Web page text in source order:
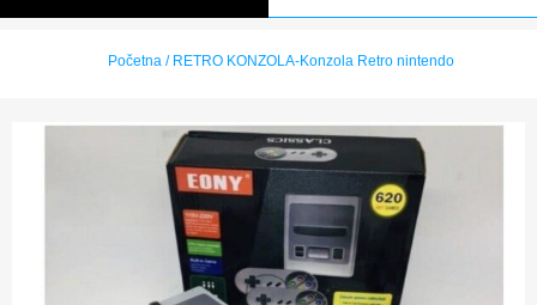
Početna/ RETRO KONZOLA-Konzola Retro nintendo